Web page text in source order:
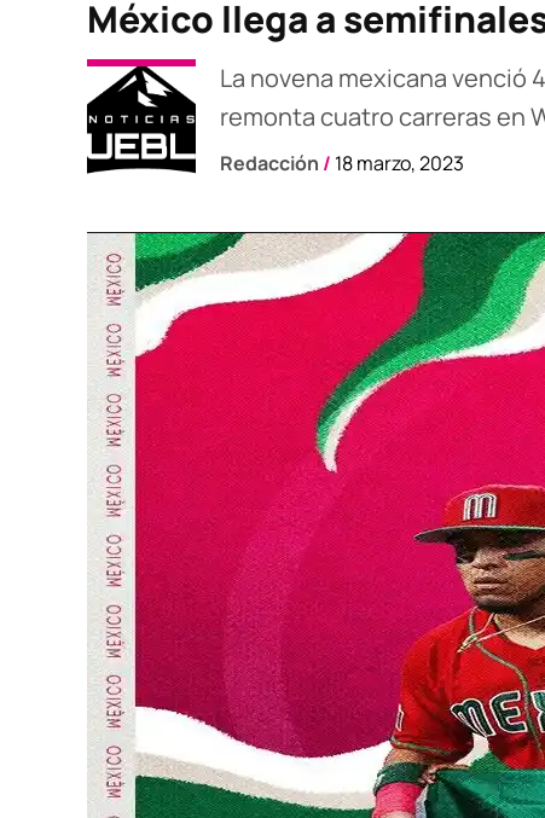
México llega a
La novena mexicana venció
remonta cuatro carreras en
Redacción / 18 marzo, 2023